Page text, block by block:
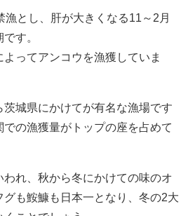
漁とし、肝が大きくなる11～2月
す。
ってアンコウを漁獲していま
城県にかけてが有名な漁場です
の漁獲量がトップの座を占めて
れ、秋から冬にかけての味のオ
も鮟鱇も日本一となり、冬の2大